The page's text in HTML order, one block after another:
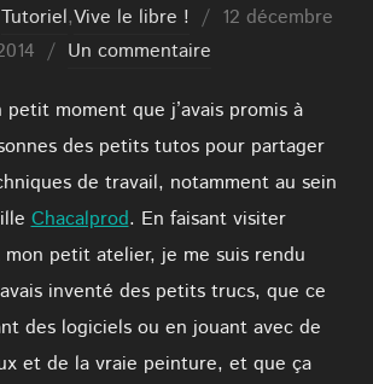
Tutoriel,Vive le libre !
Publié
12 décembre
Un commentaire
moment que j’avais promis à
des petits tutos pour partager
de travail, notamment au sein
Chacalprod. En faisant visiter
petit atelier, je me suis rendu
inventé des petits trucs, que ce
des logiciels ou en jouant avec de
et de la vraie peinture, et que ça